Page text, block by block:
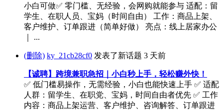
小白可做✅ 零门槛、无经验，会网购就能参与 适配：留
学生、在职人员、宝妈（时间自由） 工作：商品上架、
客户维护、订单跟进（简单好做） 亮点：线上居家办公
｜ ...
(删除) ky_21cb28cf0 发表了新话题 3 天前
【诚聘】跨境兼职急招｜小白秒上手，轻松赚外快！
✅ 低门槛易操作，无需经验，小白也能快速上手 ✅ 适配
人群：留学生、在职党、宝妈，时间自由者优先 ✅ 工作
内容：商品上架运营、客户维护、咨询解答、订单跟进